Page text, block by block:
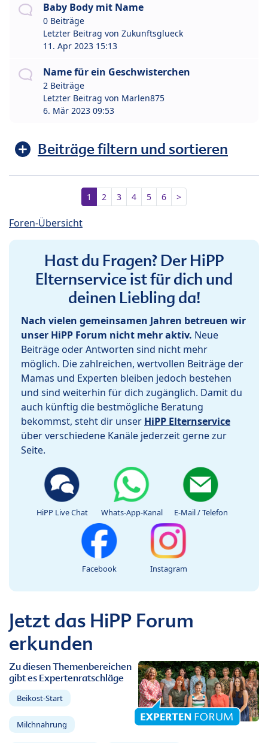
Baby Body mit Name
0 Beiträge
Letzter Beitrag von Zukunftsglueck
11. Apr 2023 15:13
Name für ein Geschwisterchen
2 Beiträge
Letzter Beitrag von Marlen875
6. Mär 2023 09:53
Beiträge filtern und sortieren
1 2 3 4 5 6 >
Foren-Übersicht
Hast du Fragen? Der HiPP
Elternservice ist für dich und
deinen Liebling da!
Nach vielen gemeinsamen Jahren betreuen wir
unser HiPP Forum nicht mehr aktiv. Neue
Beiträge oder Antworten sind nicht mehr
möglich. Die zahlreichen, wertvollen Beiträge der
Mamas und Experten bleiben jedoch bestehen
und sind weiterhin für dich zugänglich. Damit du
auch künftig die bestmögliche Beratung
bekommst, steht dir unser HiPP Elternservice
über verschiedene Kanäle jederzeit gerne zur
Seite.
HiPP Live Chat Whats-App-Kanal E-Mail / Telefon
Facebook Instagram
Jetzt das HiPP Forum
erkunden
Zu diesen Themenbereichen
gibt es Expertenratschläge
Beikost-Start
Milchnahrung